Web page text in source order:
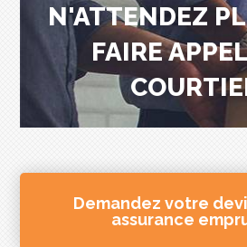
N'ATTENDEZ
FAIRE
Demandez votre
assurance